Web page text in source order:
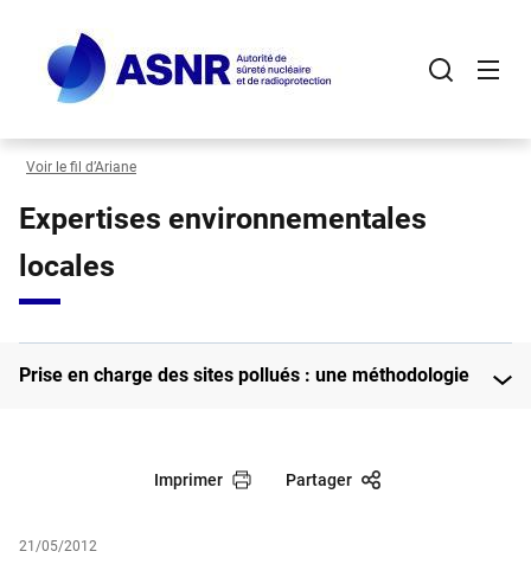
contenu
principal
Voir le fil d’Ariane
Expertises environnementales
locales
Prise en charge des sites pollués : une méthodologie
Imprimer Partager
21/05/2012